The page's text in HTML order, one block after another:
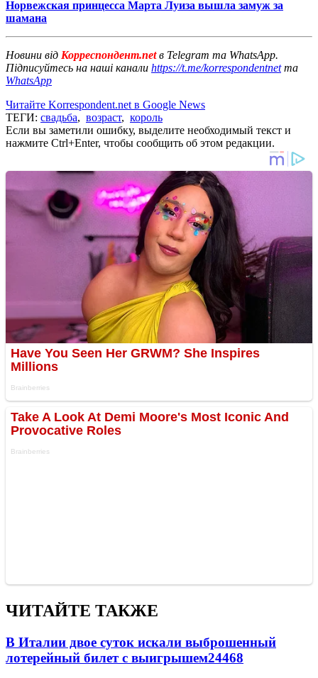
Норвежская принцесса Марта Луиза вышла замуж за
шамана
Новини від Корреспондент.netв Telegram та WhatsApp.
Підписуйтесь на наші канали https://t.me/korrespondentnetта
WhatsApp
Читайте Korrespondent.net в Google News
ТЕГИ: свадьба, возраст, король
Если вы заметили ошибку, выделите необходимый текст и
нажмите Ctrl+Enter, чтобы сообщить об этом редакции.
ЧИТАЙТЕ ТАКЖЕ
В Италии двое суток искали выброшенный
лотерейный билет с выигрышем24468